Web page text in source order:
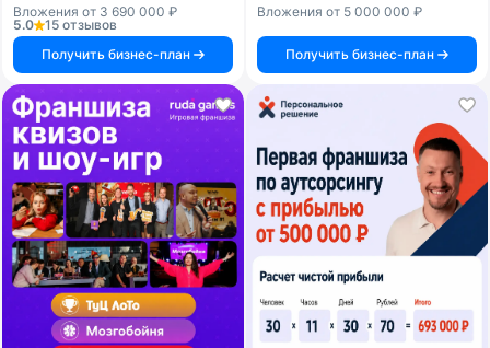
Вложения от 3 690 000 ₽
5.0
15 отзывов
Получить бизнес-план
Вложения от 5 000 000 ₽
Получить бизнес-план